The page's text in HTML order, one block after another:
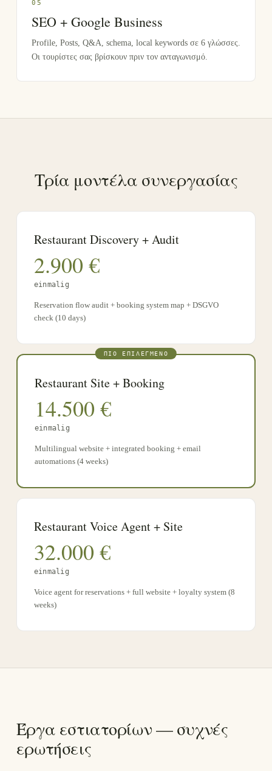
0 5
SEO + Google Business
Profile, Posts, Q&A, schema, local keywords σε 6 γλώσσες.
Οι τουρίστες σας βρίσκουν πριν τον ανταγωνισμό.
Τρία μοντέλα συνεργασίας
Restaurant Discovery + Audit
2.900 €
einmalig
Reservation flow audit + booking system map + DSGVO
check (10 days)
ΠΙΟ ΕΠΙΛΕΓΜΈΝΟ
Restaurant Site + Booking
14.500 €
einmalig
Multilingual website + integrated booking + email
automations (4 weeks)
Restaurant Voice Agent + Site
32.000 €
einmalig
Voice agent for reservations + full website + loyalty system (8
weeks)
Έργα εστιατορίων — συχνές
ερωτήσεις